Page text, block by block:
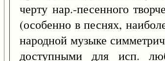
черту нар.-песенного
(особенно в песнях,
народной музыке
доступными для исп.